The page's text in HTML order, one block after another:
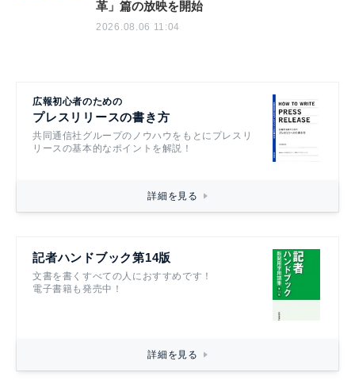
革」篇の放映を開始
2026.08.06 11:04
広報初心者のための
プレスリリースの書き方
共同通信社グループのノウハウをもとにプレスリ
リースの基本的なポイントを解説！
詳細を見る
記者ハンドブック第14版
文書を書くすべての人におすすめです！
電子書籍も発売中！
詳細を見る